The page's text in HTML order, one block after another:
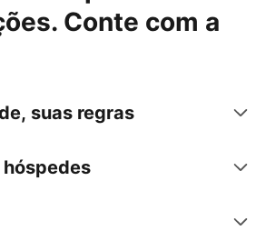
Conte com a
suas regras
hóspedes